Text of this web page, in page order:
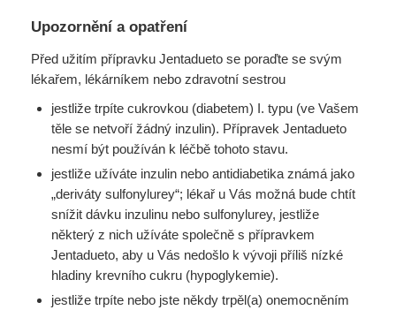
Upozornění a opatření
Před užitím přípravku Jentadueto se poraďte se svým
lékařem, lékárníkem nebo zdravotní sestrou
jestliže trpíte cukrovkou (diabetem) I. typu (ve Vašem
těle se netvoří žádný inzulin). Přípravek Jentadueto
nesmí být používán k léčbě tohoto stavu.
jestliže užíváte inzulin nebo antidiabetika známá jako
„deriváty sulfonylurey“; lékař u Vás možná bude chtít
snížit dávku inzulinu nebo sulfonylurey, jestliže
některý z nich užíváte společně s přípravkem
Jentadueto, aby u Vás nedošlo k vývoji příliš nízké
hladiny krevního cukru (hypoglykemie).
jestliže trpíte nebo jste někdy trpěl(a) onemocněním